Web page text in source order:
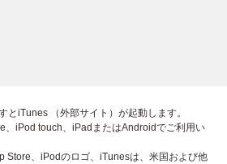
とiTunes （外部サイト）が起動します。
、iPod touch、iPadまたはAndroidでご利用い
Store、iPodのロゴ、iTunesは、米国および他